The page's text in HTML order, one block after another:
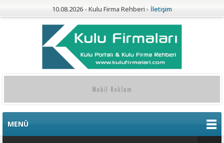
10.08.2026 - Kulu Firma Rehberi İletişim
MENÜ